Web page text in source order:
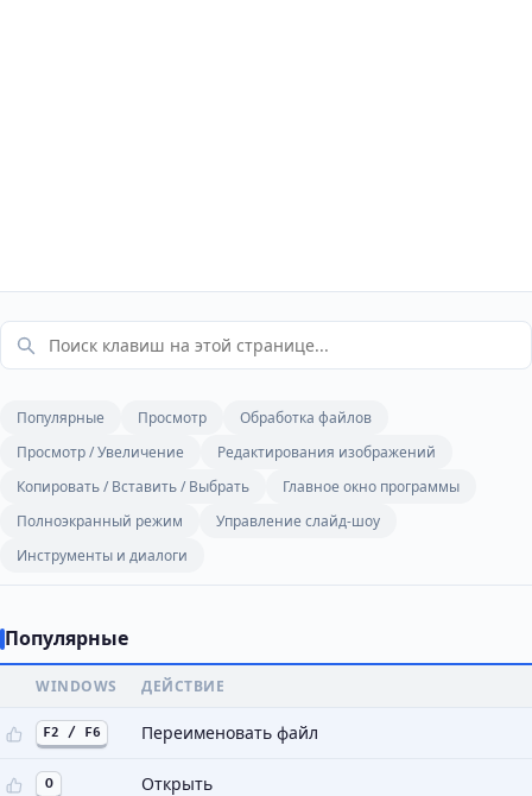
Популярные Просмотр
Обработка файлов
Просмотр / Увеличение
Редактирования изображений
Копировать / Вставить / Выбрать
Главное окно программы
Полноэкранный режим
Управление слайд-шоу
Инструменты и диалоги
Популярные
WINDOWS ДЕЙСТВИЕ
F2 / F6 Переименовать файл
O Открыть